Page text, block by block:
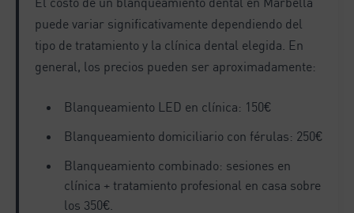
puede variar significativamente dependiendo del
tipo de tratamiento y la clínica dental elegida. En
general, los precios pueden ser aproximadamente:
Blanqueamiento LED en clínica: 150€
Blanqueamiento domiciliario con férulas: 250€
Blanqueamiento combinado: sesiones en
clínica + tratamiento profesional en casa sobre
los 350€.